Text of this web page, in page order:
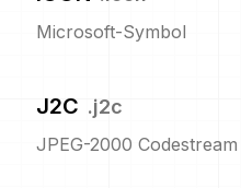
Microsoft-Symbol
J2C .j2c
JPEG-2000 Codestream